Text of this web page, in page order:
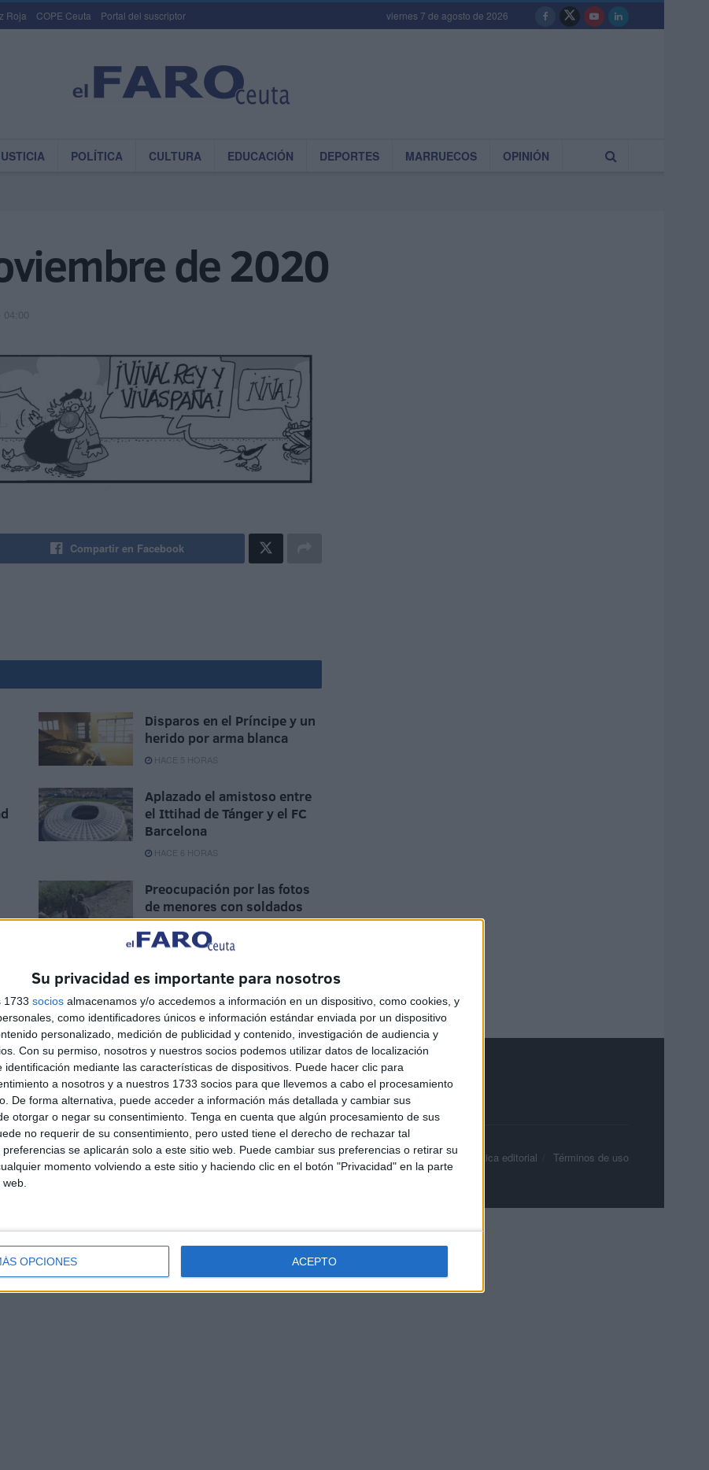
Su privacidad es importante para nosotros
1733 socios almacenamos y/o accedemos a información en un dispositivo, como cookies, y
como identificadores únicos e información estándar enviada por un dispositivo
personalizado, medición de publicidad y contenido, investigación de audiencia y
Con su permiso, nosotros y nuestros socios podemos utilizar datos de localización
identificación mediante las características de dispositivos. Puede hacer clic para
a nosotros y a nuestros 1733 socios para que llevemos a cabo el procesamiento
De forma alternativa, puede acceder a información más detallada y cambiar sus
otorgar o negar su consentimiento. Tenga en cuenta que algún procesamiento de sus
no requerir de su consentimiento, pero usted tiene el derecho de rechazar tal
se aplicarán solo a este sitio web. Puede cambiar sus preferencias o retirar su
momento volviendo a este sitio y haciendo clic en el botón "Privacidad" en la parte
web.
OPCIONES ACEPTO
Roja COPE Ceuta Portal del suscriptor viernes 7 de agosto de 2026
POLÍTICA CULTURA EDUCACIÓN DEPORTES MARRUECOS OPINIÓN
de 2020
Compartir en Facebook
Disparos en el Príncipe y un
herido por arma blanca
HACE 5 HORAS
Aplazado el amistoso entre
el Ittihad de Tánger y el FC
Barcelona
HACE 6 HORAS
Preocupación por las fotos
de menores con soldados
trasladados a la frontera
HACE 7 HORAS
Contacto Aviso legal – Protección de datos Política de cookies Política de privacidad Política editorial Términos de uso